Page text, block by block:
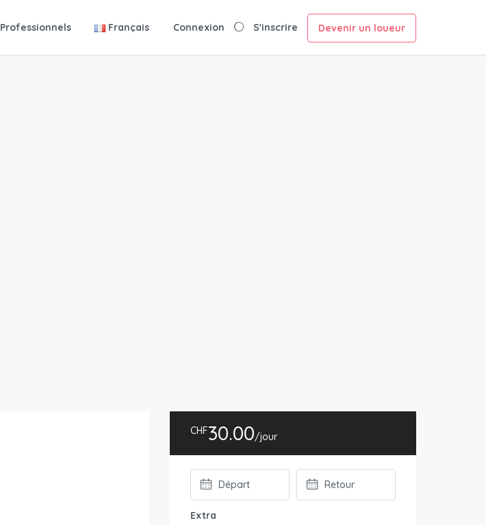
Professionnels Français Connexion S'inscrire Devenir un loueur
CHF30.00/jour
Extra